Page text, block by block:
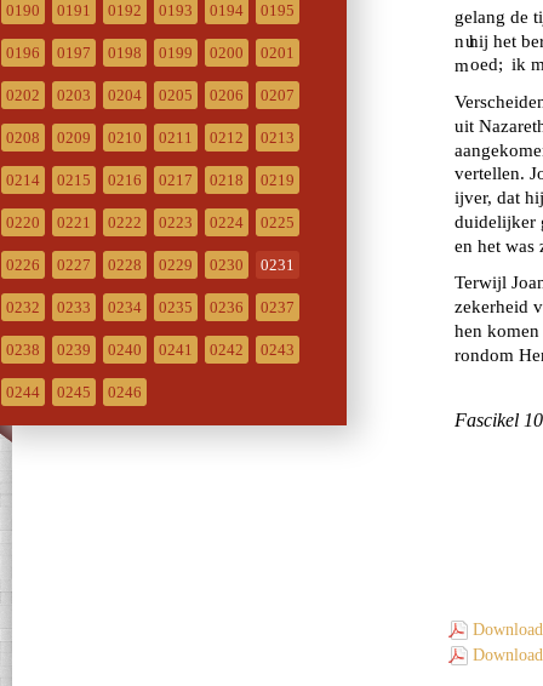
0190 0191 0192 0193 0194 0195
0196 0197 0198 0199 0200 0201
0202 0203 0204 0205 0206 0207
0208 0209 0210 0211 0212 0213
0214 0215 0216 0217 0218 0219
0220 0221 0222 0223 0224 0225
0226 0227 0228 0229 0230 0231
0232 0233 0234 0235 0236 0237
0238 0239 0240 0241 0242 0243
0244 0245 0246